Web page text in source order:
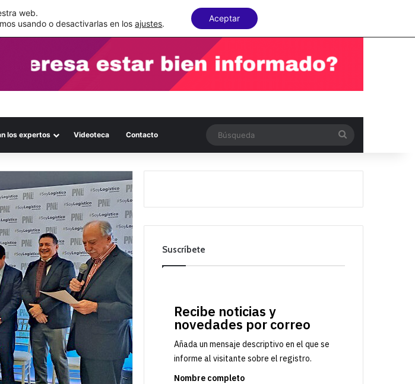
los expertos Videoteca Contacto
Suscríbete
Recibe noticias y
novedades por correo
Añada un mensaje descriptivo en el que se
informe al visitante sobre el registro.
Nombre completo
web.
usando o desactivarlas en losajustes.
Aceptar